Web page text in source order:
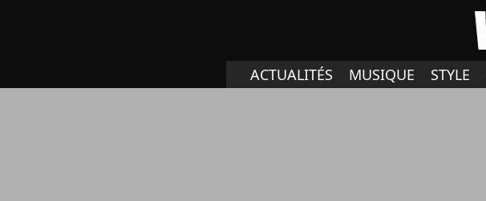
ACTUALITÉS MUSIQUE STYLE